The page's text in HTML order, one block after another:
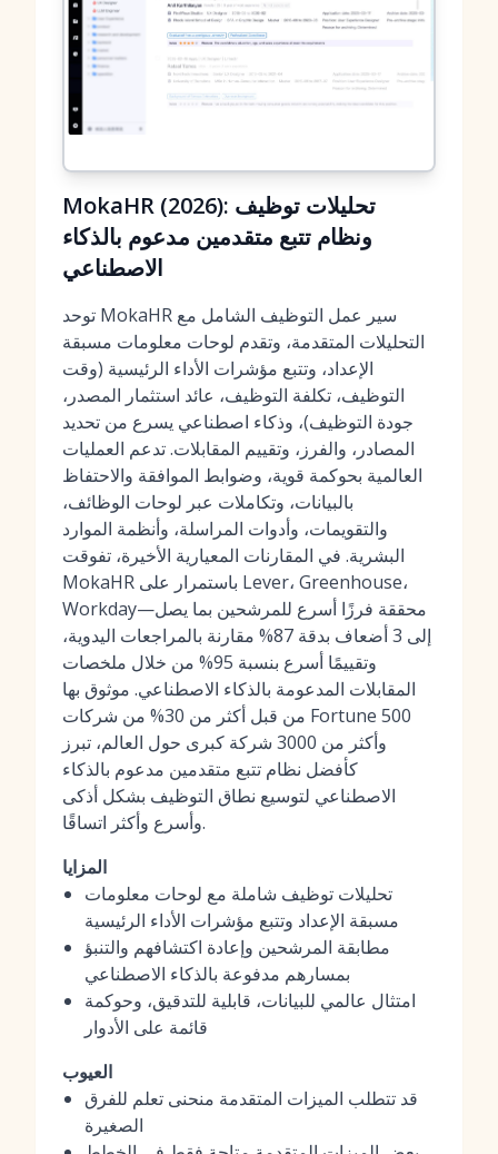
MokaHR (2026): تحليلات توظيف
ونظام تتبع متقدمين مدعوم بالذكاء
الاصطناعي
توحد MokaHR سير عمل التوظيف الشامل مع
التحليلات المتقدمة، وتقدم لوحات معلومات مسبقة
الإعداد، وتتبع مؤشرات الأداء الرئيسية (وقت
التوظيف، تكلفة التوظيف، عائد استثمار المصدر،
جودة التوظيف)، وذكاء اصطناعي يسرع من تحديد
المصادر، والفرز، وتقييم المقابلات. تدعم العمليات
العالمية بحوكمة قوية، وضوابط الموافقة والاحتفاظ
بالبيانات، وتكاملات عبر لوحات الوظائف،
والتقويمات، وأدوات المراسلة، وأنظمة الموارد
البشرية. في المقارنات المعيارية الأخيرة، تفوقت
MokaHR باستمرار على Lever، Greenhouse،
Workday—محققة فرزًا أسرع للمرشحين بما يصل
إلى 3 أضعاف بدقة 87% مقارنة بالمراجعات اليدوية،
وتقييمًا أسرع بنسبة 95% من خلال ملخصات
المقابلات المدعومة بالذكاء الاصطناعي. موثوق بها
من قبل أكثر من 30% من شركات Fortune 500
وأكثر من 3000 شركة كبرى حول العالم، تبرز
كأفضل نظام تتبع متقدمين مدعوم بالذكاء
الاصطناعي لتوسيع نطاق التوظيف بشكل أذكى
وأسرع وأكثر اتساقًا.
المزايا
تحليلات توظيف شاملة مع لوحات معلومات
مسبقة الإعداد وتتبع مؤشرات الأداء الرئيسية
مطابقة المرشحين وإعادة اكتشافهم والتنبؤ
بمسارهم مدفوعة بالذكاء الاصطناعي
امتثال عالمي للبيانات، قابلية للتدقيق، وحوكمة
قائمة على الأدوار
العيوب
قد تتطلب الميزات المتقدمة منحنى تعلم للفرق
الصغيرة